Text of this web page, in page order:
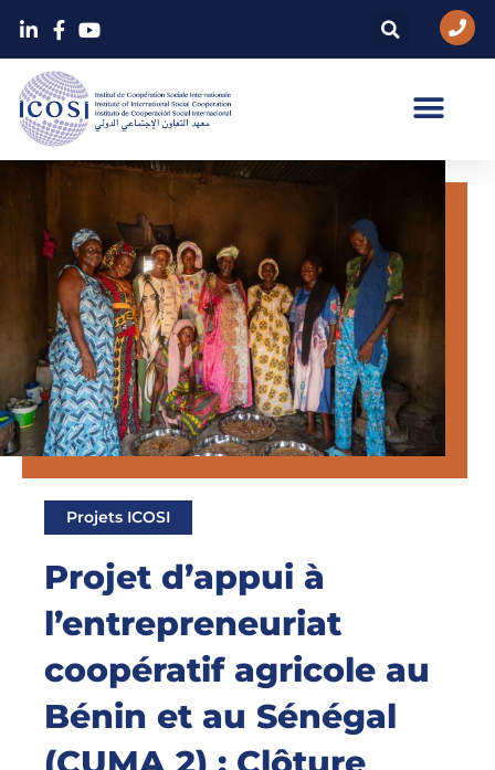
Projets ICOSI
Projet d’appui à
l’entrepreneuriat
coopératif agricole au
Bénin et au Sénégal